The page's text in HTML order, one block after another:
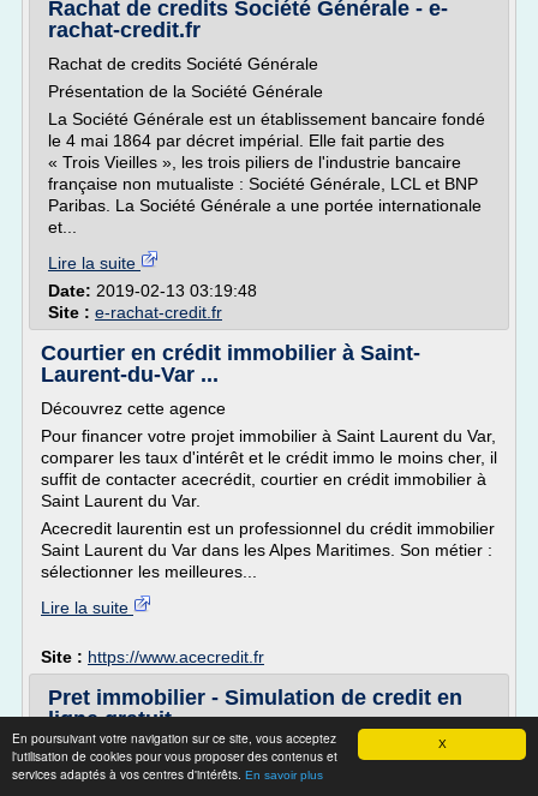
X
En poursuivant votre navigation sur ce site, vous acceptez
l'utilisation de cookies pour vous proposer des contenus et
services adaptés à vos centres d'intérêts. En savoir plus
Rachat de credits Société Générale - e-
rachat-credit.fr
Rachat de credits Société Générale
Présentation de la Société Générale
La Société Générale est un établissement bancaire fondé
le 4 mai 1864 par décret impérial. Elle fait partie des
« Trois Vieilles », les trois piliers de l'industrie bancaire
française non mutualiste : Société Générale, LCL et BNP
Paribas. La Société Générale a une portée internationale
et...
Lire la suite
Date: 2019-02-13 03:19:48
Site : e-rachat-credit.fr
Courtier en crédit immobilier à Saint-
Laurent-du-Var ...
Découvrez cette agence
Pour financer votre projet immobilier à Saint Laurent du Var,
comparer les taux d'intérêt et le crédit immo le moins cher, il
suffit de contacter acecrédit, courtier en crédit immobilier à
Saint Laurent du Var.
Acecredit laurentin est un professionnel du crédit immobilier
Saint Laurent du Var dans les Alpes Maritimes. Son métier :
sélectionner les meilleures...
Lire la suite
Site : https://www.acecredit.fr
Pret immobilier - Simulation de credit en
ligne gratuit
Donnez vie à votre projet
Simulez votre credit immobilier gratuitement et comparez